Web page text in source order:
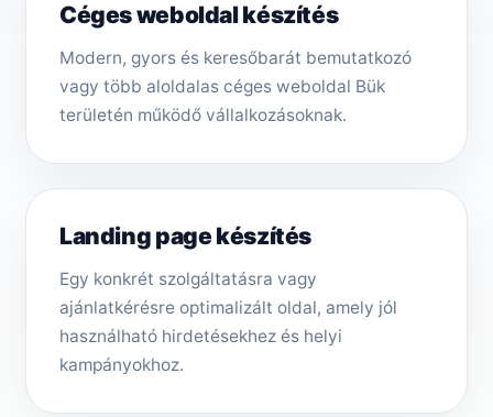
Céges weboldal készítés
Modern, gyors és keresőbarát bemutatkozó
vagy több aloldalas céges weboldal Bük
területén működő vállalkozásoknak.
Landing page készítés
Egy konkrét szolgáltatásra vagy
ajánlatkérésre optimalizált oldal, amely jól
használható hirdetésekhez és helyi
kampányokhoz.